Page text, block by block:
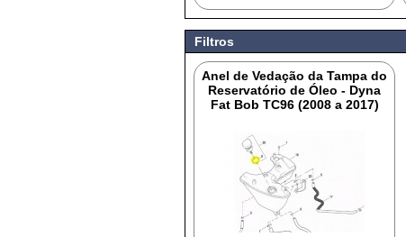
Filtros
Anel de Vedação da Tampa do
Reservatório de Óleo - Dyna
Fat Bob TC96 (2008 a 2017)